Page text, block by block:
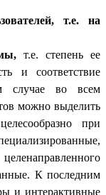
т.е. на
т.е. степень ее
и соответствие
случае во всем
можно выделить
при
К последним
и интерактивные